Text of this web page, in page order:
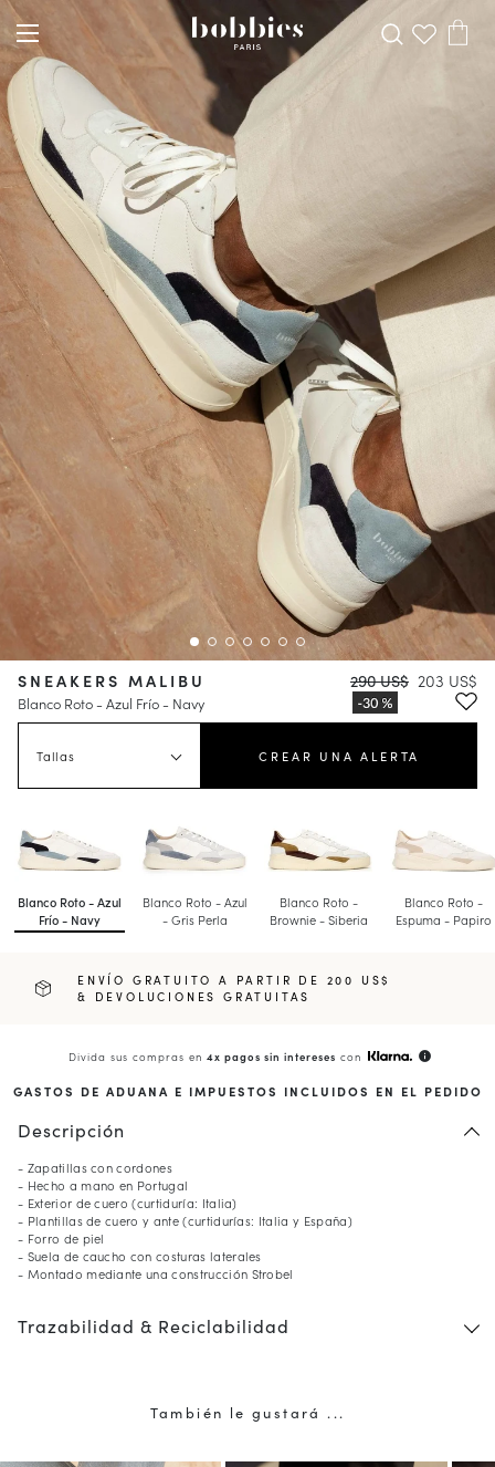
SNEAKERS MALIBU
Blanco Roto - Azul Frío - Navy
290 US$ 203 US$
Tallas CREAR UNA ALERTA
Blanco Roto - Azul
Frío - Navy
Blanco Roto - Azul
- Gris Perla
Blanco Roto -
Brownie - Siberia
Blanco Roto -
Espuma - Papiro
ENVÍO GRATUITO A PARTIR DE 200 US$
& DEVOLUCIONES GRATUITAS
Divida sus compras en 4x pagos sin intereses con info
GASTOS DE ADUANA E IMPUESTOS INCLUIDOS EN EL PEDIDO
Descripción
- Zapatillas con cordones
- Hecho a mano en Portugal
- Exterior de cuero (curtiduría: Italia)
- Plantillas de cuero y ante (curtidurías: Italia y España)
- Forro de piel
- Suela de caucho con costuras laterales
- Montado mediante una construcción Strobel
Trazabilidad & Reciclabilidad
También le gustará ...